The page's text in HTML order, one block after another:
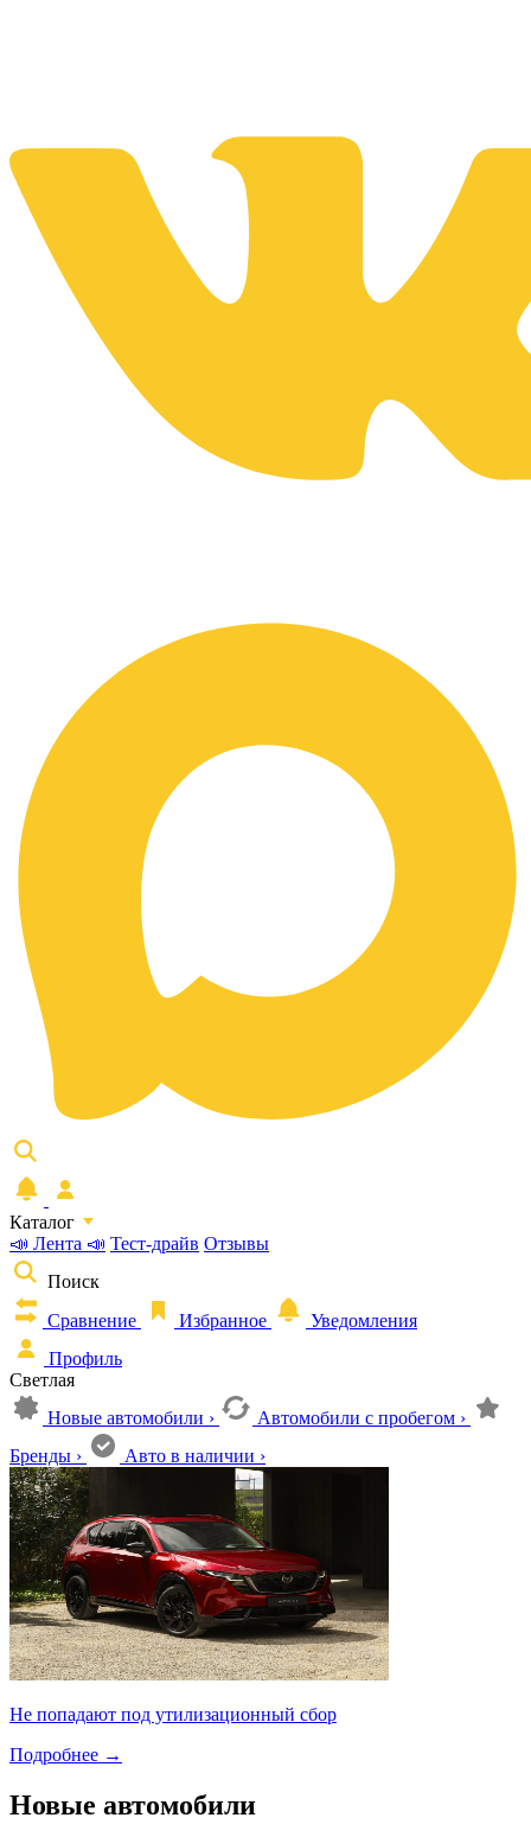
Каталог
📣 Лента 📣 Тест-драйв Отзывы
Поиск
Сравнение
Избранное
Уведомления
Профиль
Светлая
Новые автомобили › Автомобили с пробегом ›
Бренды › Авто в наличии ›
Не попадают под утилизационный сбор
Подробнее →
Новые автомобили